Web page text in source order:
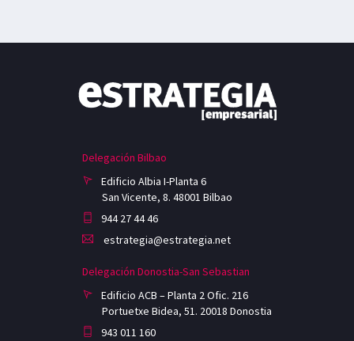
Delegación Bilbao
Edificio Albia I-Planta 6
San Vicente, 8. 48001 Bilbao
944 27 44 46
estrategia@estrategia.net
Delegación Donostia-San Sebastian
Edificio ACB – Planta 2 Ofic. 216
Portuetxe Bidea, 51. 20018 Donostia
943 011 160